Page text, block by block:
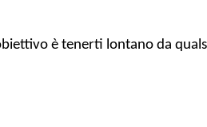
è tenerti lontano da